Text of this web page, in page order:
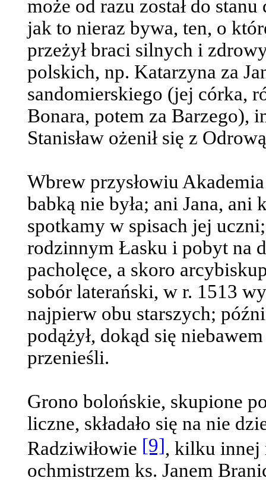
może od razu został do
jak to nieraz bywa, ten, o
przeżył braci silnych i
polskich, np. Katarzyna za
sandomierskiego (jej córka,
Bonara, potem za Barzego),
Stanisław ożenił się z
Wbrew przysłowiu
babką nie była; ani Jana,
spotkamy w spisach jej
rodzinnym Łasku i pobyt na
pacholęce, a skoro
sobór laterański, w r. 1513
najpierw obu starszych;
podążył, dokąd się
przenieśli.
Grono bolońskie, skupione
liczne, składało się na nie
Radziwiłowie [9], kilku innej
ochmistrzem ks. Janem